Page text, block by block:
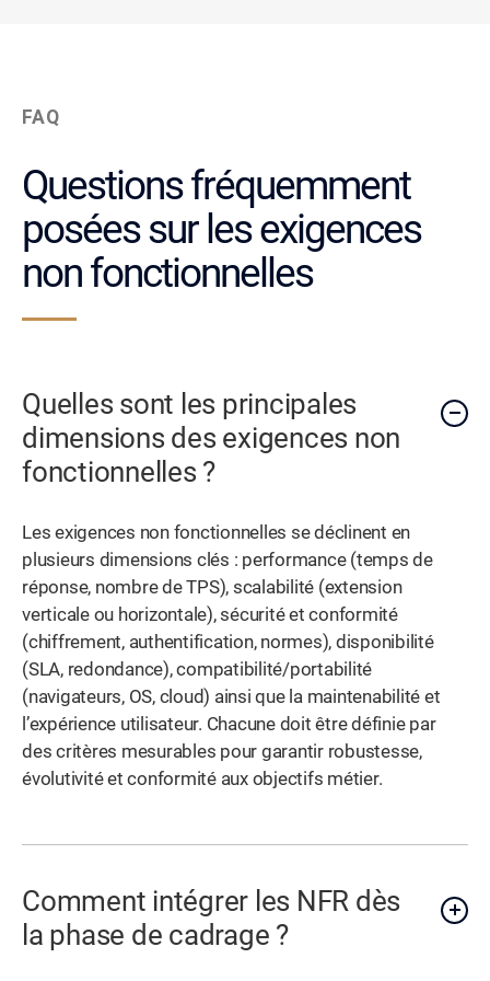
FAQ
Questions fréquemment
posées sur les exigences
non fonctionnelles
Quelles sont les principales
dimensions des exigences non
fonctionnelles ?
Les exigences non fonctionnelles se déclinent en
plusieurs dimensions clés : performance (temps de
réponse, nombre de TPS), scalabilité (extension
verticale ou horizontale), sécurité et conformité
(chiffrement, authentification, normes), disponibilité
(SLA, redondance), compatibilité/portabilité
(navigateurs, OS, cloud) ainsi que la maintenabilité et
l’expérience utilisateur. Chacune doit être définie par
des critères mesurables pour garantir robustesse,
évolutivité et conformité aux objectifs métier.
Comment intégrer les NFR dès
la phase de cadrage ?